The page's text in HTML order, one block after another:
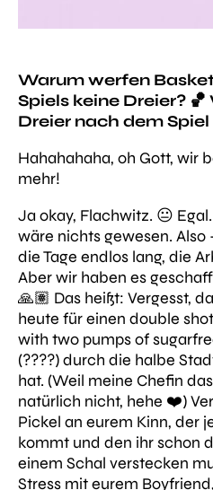
Warum werfen
Spiels keine Dreier?
Dreier nach dem
Hahahahaha, oh Gott, wir
mehr!
Ja okay, Flachwitz. 😐
wäre nichts gewesen.
die Tage endlos lang, die
Aber wir haben es
🙏🏽 Das heißt: Vergesst,
heute für einen double
with two pumps of
(????) durch die halbe
hat. (Weil meine Chefin
natürlich nicht, hehe ❤️)
Pickel an eurem Kinn, der
kommt und den ihr schon
einem Schal verstecken
Stress mit eurem